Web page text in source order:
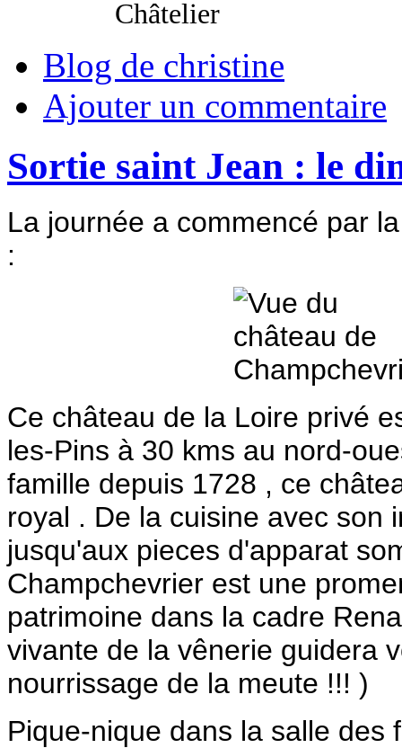
Blog de christine
Ajouter un commentaire
Sortie saint Jean : le
La journée a commencé par
:
Ce château de la Loire privé
les-Pins à 30 kms au nord-
famille depuis 1728 , ce
royal . De la cuisine avec son
jusqu'aux pieces d'apparat
Champchevrier est une
patrimoine dans la cadre
vivante de la vênerie guidera
nourrissage de la meute !!! )
Pique-nique dans la salle des